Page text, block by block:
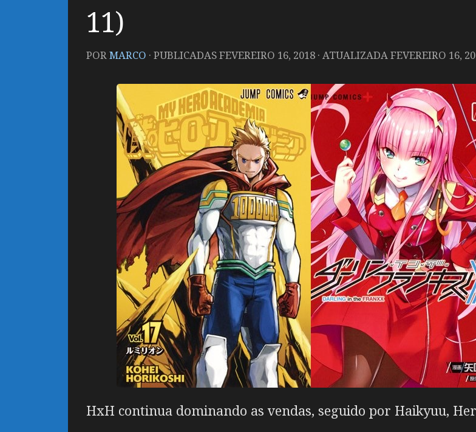
11)
PORMARCO · PUBLICADASFEVEREIRO 16, 2018 · ATUALIZADAFEVEREIRO 16,
HxH continua dominando as vendas, seguido por Haikyuu,